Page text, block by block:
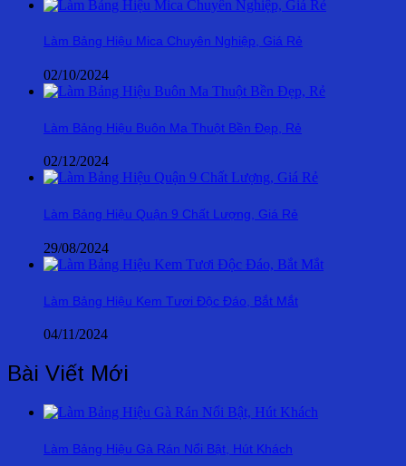
Làm Bảng Hiệu Mica Chuyên Nghiệp, Giá Rẻ
02/10/2024
Làm Bảng Hiệu Buôn Ma Thuột Bền Đẹp, Rẻ
02/12/2024
Làm Bảng Hiệu Quận 9 Chất Lượng, Giá Rẻ
29/08/2024
Làm Bảng Hiệu Kem Tươi Độc Đáo, Bắt Mắt
04/11/2024
Bài Viết Mới
Làm Bảng Hiệu Gà Rán Nổi Bật, Hút Khách